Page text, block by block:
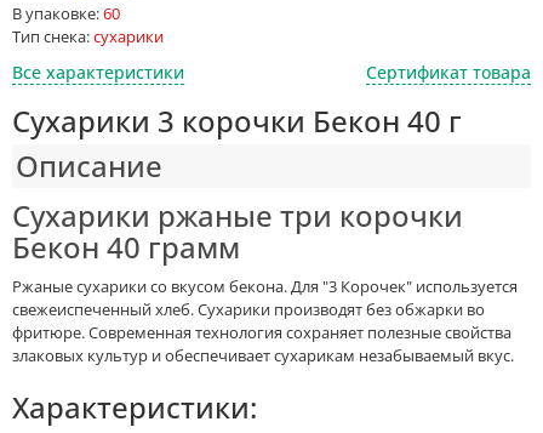
В упаковке:60
Тип снека:сухарики
Все характеристики Сертификат товара
Сухарики 3 корочки Бекон 40 г
Описание
Сухарики ржаные три корочки
Бекон 40 грамм
Ржаные сухарики со вкусом бекона. Для "3 Корочек" используется
свежеиспеченный хлеб. Сухарики производят без обжарки во
фритюре. Современная технология сохраняет полезные свойства
злаковых культур и обеспечивает сухарикам незабываемый вкус.
Характеристики: